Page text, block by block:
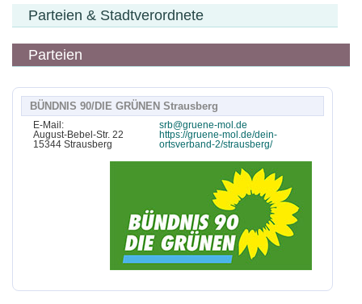
Parteien & Stadtverordnete
Parteien
BÜNDNIS 90/DIE GRÜNEN Strausberg
E-Mail:
srb@gruene-mol.de
August-Bebel-Str. 22
15344 Strausberg
https://gruene-mol.de/dein-
ortsverband-2/strausberg/